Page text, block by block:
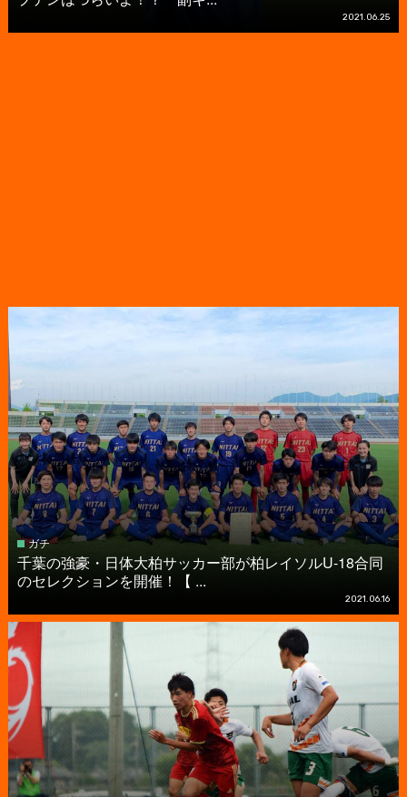
2021.06.25
ガチ
千葉の強豪・日体大柏サッカー部が柏レイソルU-18合同
のセレクションを開催！【 ...
2021.06.16